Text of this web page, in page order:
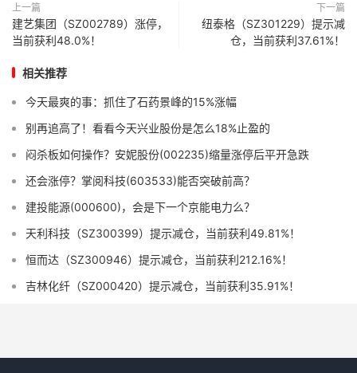
上一篇
建艺集团（SZ002789）涨停，
当前获利48.0%！
下一篇
纽泰格（SZ301229）提示减
仓，当前获利37.61%！
相关推荐
今天最爽的事：抓住了石药景峰的15%涨幅
别再追高了！看看今天兴业股份是怎么18%止盈的
闷杀板如何操作？安妮股份(002235)缩量涨停后平开急跌
还会涨停？掌阅科技(603533)能否突破前高？
建投能源(000600)，会是下一个京能电力么？
天利科技（SZ300399）提示减仓，当前获利49.81%！
恒而达（SZ300946）提示减仓，当前获利212.16%！
吉林化纤（SZ000420）提示减仓，当前获利35.91%！